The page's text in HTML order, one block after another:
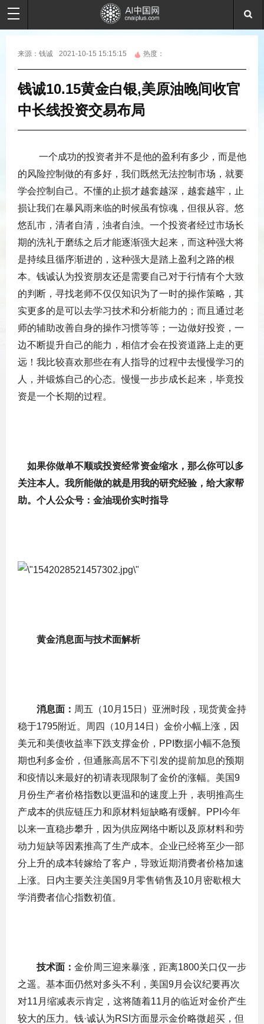
来源： 钱诚 2021-10-15 15:15:15 热度：
钱诚10.15黄金白银,美原油晚间收官
中长线投资交易布局
一个成功的投资者并不是他的盈利有多少，而是他
的风险控制做的有多好，我们既然无法控制市场，就要
学会控制自己。不懂的止损才越套越深，越套越牢，止
损让我们在暴风雨来临的时候虽有惊魂，但很从容。悠
悠乱市，清者自清，浊者自浊。一个投资者经过市场长
期的洗礼于磨练之后才能逐渐强大起来，而这种强大将
是持续且循序渐进的，这种强大是踏上盈利之路的根
本。钱诚认为投资朋友还是需要自己对于行情有个大致
的判断，寻找老师不仅仅知识为了一时的操作策略，其
实更多的是可以去学习技术和分析能力的；而且通过老
师的辅助改善自身的操作习惯等等；一边做好投资，一
边不断提升自己的能力，相信才会在投资道路上走的更
远！我比较喜欢那些在有人指导的过程中去慢慢学习的
人，并锻炼自己的心态。慢慢一步步成长起来，毕竟投
资是一个长期的过程。
如果你做单不顺或投资经常资金缩水，那么你可以多
关注本人。我所能做的就是用我的研究经验，给大家帮
助。个人公众号：金油现价实时指导
黄金消息面与技术面解析
消息面： 周五（10月15日）亚洲时段，现货黄金持
稳于1795附近。周四（10月14日）金价小幅上涨，因
美元和美债收益率下跌支撑金价，PPI数据小幅不急预
期也利多金价，但通胀高居不下引发的提前加息的预期
和疫情以来最好的初请表现限制了金价的涨幅。美国9
月份生产者价格指数以更温和的速度上升，表明推高生
产成本的供应链压力和原材料短缺略有缓解。PPI今年
以来一直稳步攀升，因为供应网络中断以及原材料和劳
动力短缺等因素推高了生产成本。企业已经将至少一部
分上升的成本转嫁给了客户，导致近期消费者价格加速
上涨。日内主要关注美国9月零售销售及10月密歇根大
学消费者信心指数初值。
技术面： 金价周三迎来暴涨，距离1800关口仅一步
之遥。基本面仍然对多头不利，美国9月会议纪要再次
对11月缩减表示肯定，这将随着11月的临近对金价产生
较大的压力。钱·诚认为RSI方面显示金价略微超买，但